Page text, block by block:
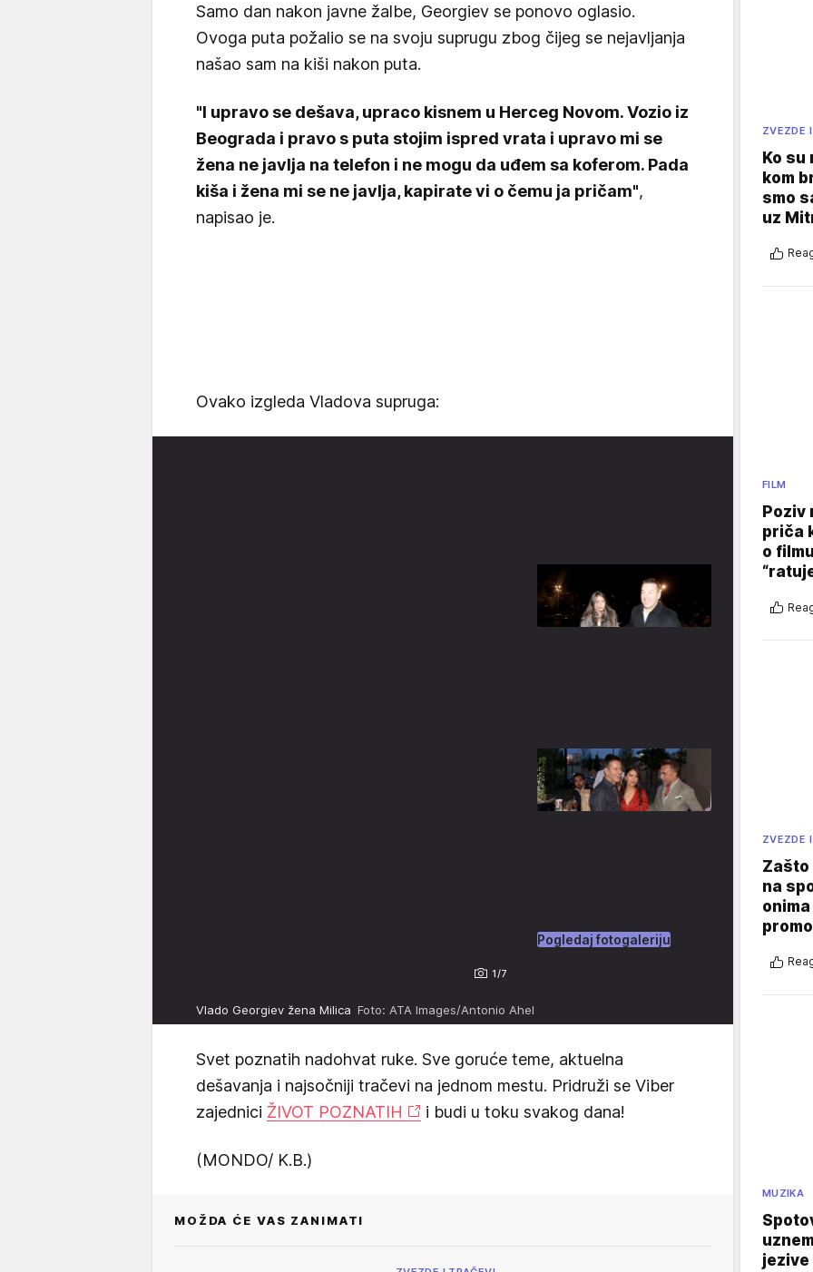
Samo dan nakon javne žalbe, Georgiev se ponovo oglasio.
Ovoga puta požalio se na svoju suprugu zbog čijeg se nejavljanja
našao sam na kiši nakon puta.
"I upravo se dešava, upraco kisnem u Herceg Novom. Vozio iz
Beograda i pravo s puta stojim ispred vrata i upravo mi se
žena ne javlja na telefon i ne mogu da uđem sa koferom. Pada
kiša i žena mi se ne javlja, kapirate vi o čemu ja pričam",
napisao je.
Ovako izgleda Vladova supruga:
1/7
Pogledaj fotogaleriju
Vlado Georgiev žena Milica Foto: ATA Images/Antonio Ahel
Svet poznatih nadohvat ruke. Sve goruće teme, aktuelna
dešavanja i najsočniji tračevi na jednom mestu. Pridruži se Viber
zajednici ŽIVOT POZNATIH i budi u toku svakog dana!
(MONDO/ K.B.)
MOŽDA ĆE VAS ZANIMATI
ZVEZDE
Ko su
kom
smo
uz
FILM
Poziv
priča
o
ZVEZDE
Zašto
na
MUZIKA
jezive